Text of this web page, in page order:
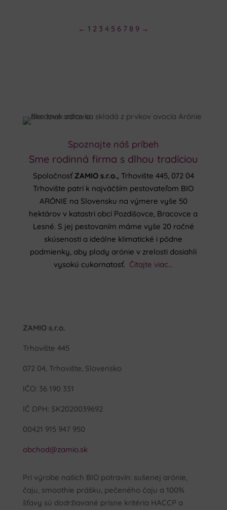
← 1 2 3 4 5 6 7 8 9 →
Spoznajte náš príbeh
Sme rodinná firma s dlhou tradíciou
Spoločnosť ZAMIO s.r.o., Trhovište 445, 072 04
Trhovište patrí k najväčším pestovateľom BIO
ARÓNIE na Slovensku na výmere vyše 50
hektárov v katastri obcí Pozdišovce, Bracovce a
Lesné. S jej pestovaním máme vyše 20 ročné
skúsenosti a ideálne klimatické i pôdne
podmienky, aby plody arónie v zrelosti dosiahli
vysokú cukornatosť. Čítajte viac…
ZAMIO s.r.o.
Trhovište 445
072 04, Trhovište, Slovensko
IČO: 36 190 331
IČ DPH: SK2020039692
00421 915 947 950
obchod@zamio.sk
Pri výrobe našich BIO potravín: sušenej arónie,
čaju, smoothie prášku, pečeného čaju a 100%
šťavy sú dodržiavané prísne kritéria HACCP a